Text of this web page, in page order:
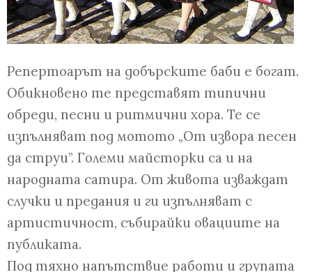
Репертоарът на добърските баби е богат.
Обикновено те представят типични
обреди, песни и ритмични хора. Те се
изпълняват под мотото „От извора песен
да струи”. Големи майсторки са и на
народната сатира. От живота изваждат
случки и предания и ги изпълняват с
артистичност, събирайки овациите на
публиката.
Под тяхно напътствие работи и групата